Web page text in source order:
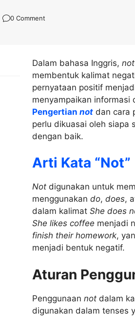
0 Comment
Dalam bahasa Inggris, not
membentuk kalimat
pernyataan positif
menyampaikan informasi
Pengertian not dan cara
perlu dikuasai oleh siapa
dengan baik.
Arti Kata “Not”
Not digunakan untuk
menggunakan do, does,
dalam kalimat She does
She likes coffee menjadi
finish their homework,
menjadi bentuk negatif.
Aturan
Penggunaan not dalam
digunakan dalam tenses